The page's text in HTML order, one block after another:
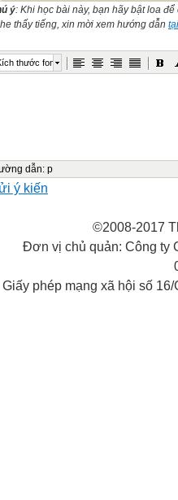
ý: Khi học bài này, bạn hãy bật loa
thấy tiếng, xin mời xem hướng dẫn
thước font
dẫn: p
ý kiến
©2008-2017
Đơn vị chủ quản: Công ty
Giấy phép mạng xã hội số